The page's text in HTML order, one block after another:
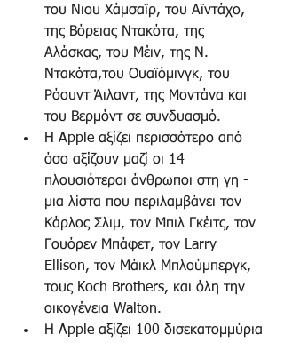
του Νιου Χάμσαϊρ, του Αϊντάχο,
της Βόρειας Ντακότα, της
Αλάσκας, του Μέιν, της Ν.
Ντακότα,του Ουαϊόμινγκ, του
Ρόουντ Άιλαντ, της Μοντάνα και
του Βερμόντ σε συνδυασμό.
Η Apple αξίζει περισσότερο από
όσο αξίζουν μαζί οι 14
πλουσιότεροι άνθρωποι στη γη -
μια λίστα που περιλαμβάνει τον
Κάρλος Σλιμ, τον Μπιλ Γκέιτς, τον
Γουόρεν Μπάφετ, τον Larry
Ellison, τον Μάικλ Μπλούμπεργκ,
τους Koch Brothers, και όλη την
οικογένεια Walton.
Η Apple αξίζει 100 δισεκατομμύρια